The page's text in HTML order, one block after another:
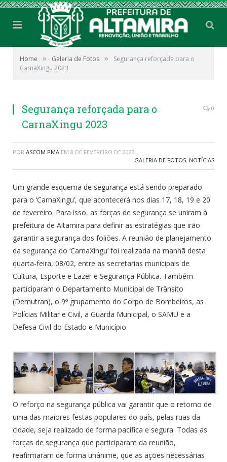
Home » Galeria de Fotos »
Segurança reforçada para o
CarnaXingu 2023
Segurança reforçada para o
CarnaXingu 2023
0
POR ASCOM PMA EM 8 DE FEVEREIRO DE 2023
GALERIA DE FOTOS, NOTÍCIAS
Um grande esquema de segurança está sendo preparado
para o ‘CarnaXingu’, que acontecerá nos dias 17, 18, 19 e 20
de fevereiro. Para isso, as forças de segurança se uniram à
prefeitura de Altamira para definir as estratégias que irão
garantir a segurança dos foliões. A reunião de planejamento
da segurança do ‘CarnaXingu’ foi realizada na manhã desta
quarta-feira, 08/02, entre as secretarias municipais de
Cultura, Esporte e Lazer e Segurança Pública. Também
participaram o Departamento Municipal de Trânsito
(Demutran), o 9º grupamento do Corpo de Bombeiros, as
Polícias Militar e Civil, a Guarda Municipal, o SAMU e a
Defesa Civil do Estado e Município.
O reforço na segurança pública vai garantir que o retorno de
uma das maiores festas populares do país, pelas ruas da
cidade, seja realizado de forma pacífica e segura. Todas as
forças de segurança que participaram da reunião,
reafirmaram de forma unânime, que as ações necessárias